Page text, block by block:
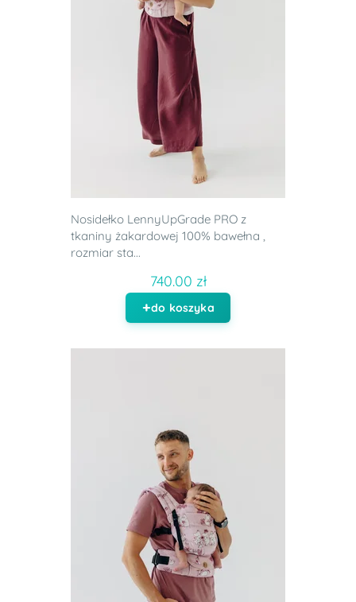
Nosidełko LennyUpGrade PRO z
tkaniny żakardowej 100% bawełna ,
rozmiar sta...
740.00 zł
do koszyka